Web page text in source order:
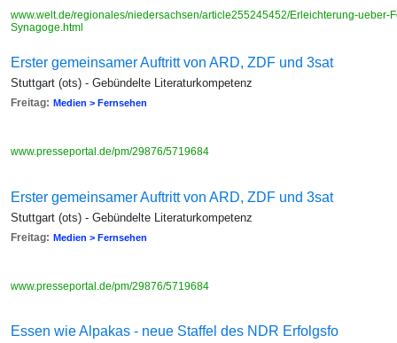
www.welt.de/regionales/niedersachsen/article255245452/Erleichterung-ueber-
Synagoge.html
Erster gemeinsamer Auftritt von ARD, ZDF und 3sat
Stuttgart (ots) - Gebündelte Literaturkompetenz
Freitag: Medien > Fernsehen
www.presseportal.de/pm/29876/5719684
Erster gemeinsamer Auftritt von ARD, ZDF und 3sat
Stuttgart (ots) - Gebündelte Literaturkompetenz
Freitag: Medien > Fernsehen
www.presseportal.de/pm/29876/5719684
Essen wie Alpakas - neue Staffel des NDR Erfolgsfo